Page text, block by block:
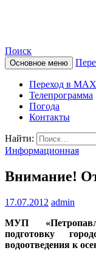
Поиск
Основное меню
Переход в MAX
Телепрограмма
Погода
Контакты
Найти:
Информационная
Внимание!
17.07.2012 admin
МУП
подготовку
водоотведения к